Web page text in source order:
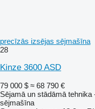
precīzās izsējas sējmašīna
28
Kinze 3600 ASD
79 000 $ ≈ 68 790 €
Sējamā un stādāmā
sējmašīna